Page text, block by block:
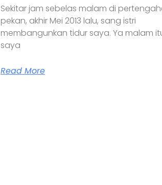
Sekitar jam sebelas malam di
pekan, akhir Mei 2013 lalu, sang istri
membangunkan tidur saya. Ya malam
saya
Read More